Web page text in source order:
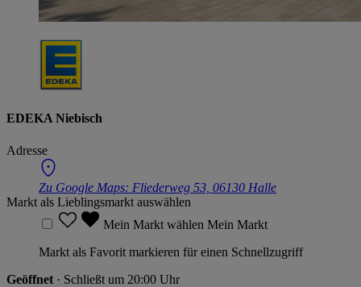
EDEKA Niebisch
Adresse
Zu Google Maps: Fliederweg 53, 06130 Halle
Markt als Lieblingsmarkt auswählen
Mein Markt wählen Mein Markt
Markt als Favorit markieren für einen Schnellzugriff
Geöffnet · Schließt um 20:00 Uhr